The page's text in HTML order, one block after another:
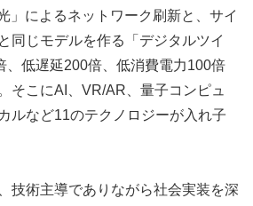
」によるネットワーク刷新と、サイ
同じモデルを作る「デジタルツイ
、低遅延200倍、低消費電力100倍
そこにAI、VR/AR、量子コンピュ
ルなど11のテクノロジーが入れ子
技術主導でありながら社会実装を深